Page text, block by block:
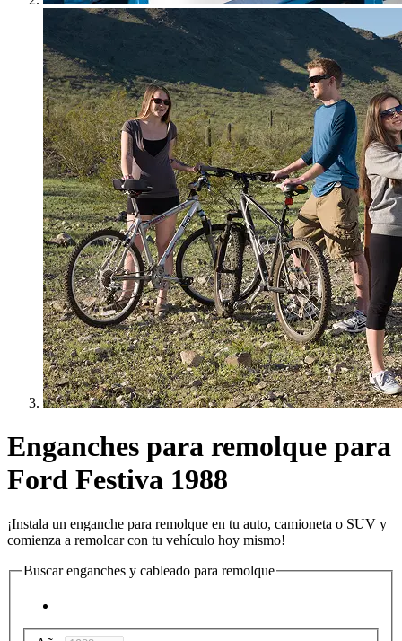
Enganches para remolque para
Ford Festiva 1988
¡Instala un enganche para remolque en tu auto, camioneta o SUV y
comienza a remolcar con tu vehículo hoy mismo!
Buscar enganches y cableado para remolque